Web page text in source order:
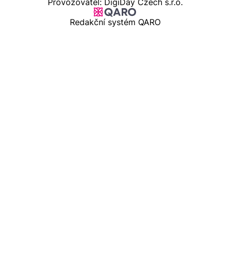
Provozovatel: DigiDay Czech s.r.o.
Redakční systém QARO